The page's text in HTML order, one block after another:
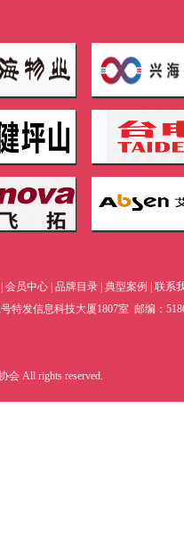
会员中心 品牌目录 典型案例
联系
特发信息科技大厦1807室 邮编：
All rights reserved.